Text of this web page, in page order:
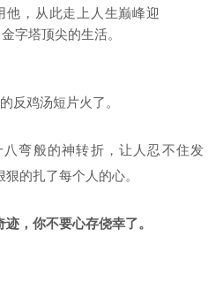
他，从此走上人生巅峰迎
字塔顶尖的生活。
反鸡汤短片火了。
弯般的神转折，让人忍不住发
的扎了每个人的心。
，你不要心存侥幸了。